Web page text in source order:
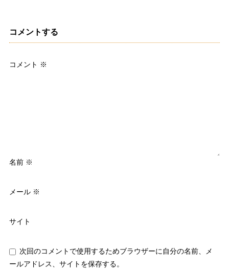
コメントする
コメント ※
名前 ※
メール ※
サイト
次回のコメントで使用するためブラウザーに自分の名前、メ
ールアドレス、サイトを保存する。